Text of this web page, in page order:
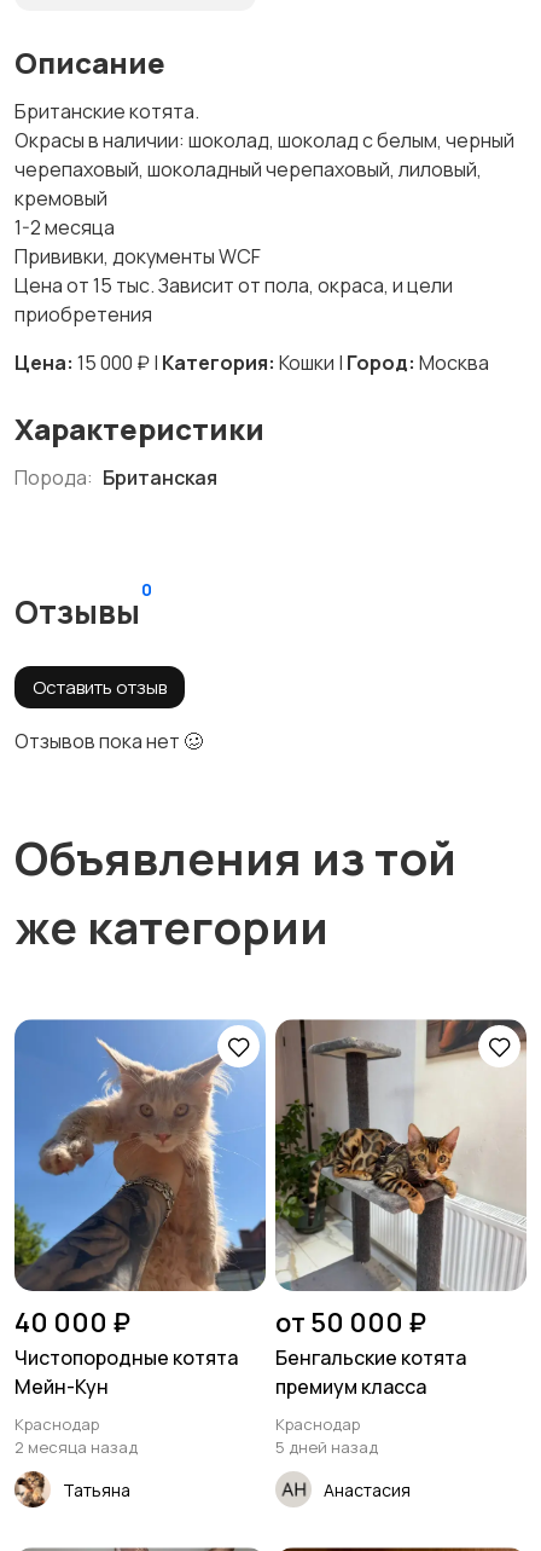
Описание
Британские котята.
Окрасы в наличии: шоколад, шоколад с белым, черный
черепаховый, шоколадный черепаховый, лиловый,
кремовый
1-2 месяца
Прививки, документы WCF
Цена от 15 тыс. Зависит от пола, окраса, и цели
приобретения
Цена: 15 000 ₽ | Категория: Кошки | Город: Москва
Характеристики
Порода: Британская
Отзывы
0
Оставить отзыв
Отзывов пока нет 🥴
Объявления из той
же категории
40 000 ₽
Чистопородные котята
Мейн-Кун
Краснодар
2 месяца назад
Татьяна
от 50 000 ₽
Бенгальские котята
премиум класса
Краснодар
5 дней назад
Анастасия